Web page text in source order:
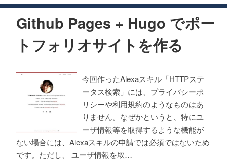
Github Pages + Hugo でポー
トフォリオサイトを作る
今回作ったAlexaスキル「HTTPステ
ータス検索」には、プライバシーポ
リシーや利用規約のようなものはあ
りません。なぜかというと、特にユ
ーザ情報等を取得するような機能が
ない場合には、Alexaスキルの申請では必須ではないため
です。ただし、 ユーザ情報を取…